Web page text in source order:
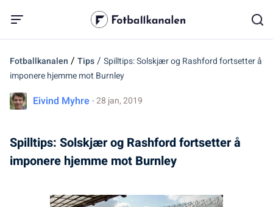
Fotballkanalen / Tips/ Spilltips: Solskjær og Rashford fortsetter å
imponere hjemme mot Burnley
Eivind Myhre - 28 jan, 2019
Spilltips: Solskjær og Rashford fortsetter å
imponere hjemme mot Burnley